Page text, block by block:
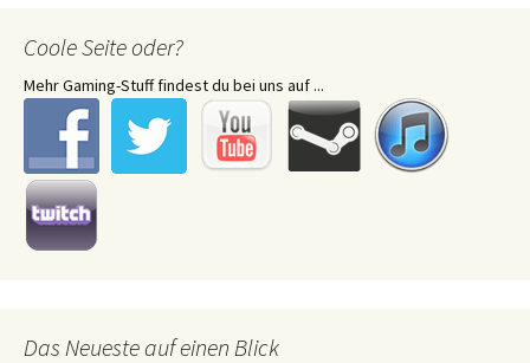
Coole Seite oder?
Mehr Gaming-Stuff findest du bei uns auf ...
Das Neueste auf einen Blick